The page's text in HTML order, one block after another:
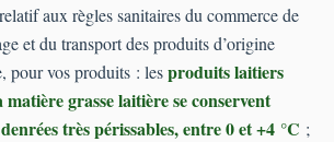
relatif aux règles sanitaires du commerce de
et du transport des produits d’origine
pour vos produits : lesproduits laitiers
grasse laitière se conservent
denrées très périssables, entre 0 et +4 °C ;